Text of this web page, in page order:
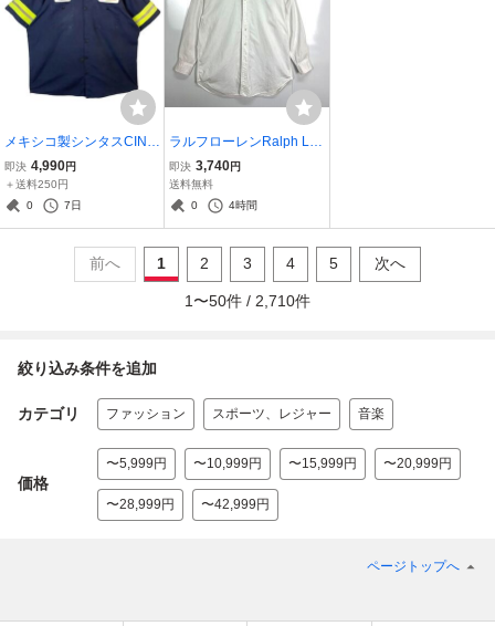
メキシコ製シンタスCINT
AS半袖ワークシャツリフ
レクターシャツ作業着ユ
ニフォーム企業ロゴワッ
即決 4,990円
＋送料250円
0
7日
ラルフローレンRalph Lau
ren長袖シャツボタンダウ
ンカラーポニーロゴ刺繍
即決 3,740円
送料無料
0
4時間
前へ 1 2 3 4 5 次へ
1 〜50件 / 2,710件
絞り込み条件を追加
カテゴリ ファッション スポーツ、レジャー 音楽
価格
〜5,999円 〜10,999円 〜15,999円 〜20,999円
〜28,999円 〜42,999円
ページトップへ